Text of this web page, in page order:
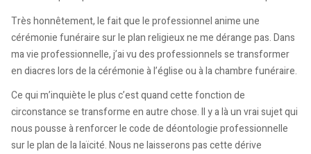
Très honnêtement, le fait que le professionnel anime une
cérémonie funéraire sur le plan religieux ne me dérange pas. Dans
ma vie professionnelle, j’ai vu des professionnels se transformer
en diacres lors de la cérémonie à l’église ou à la chambre funéraire.
Ce qui m’inquiète le plus c’est quand cette fonction de
circonstance se transforme en autre chose. Il y a là un vrai sujet qui
nous pousse à renforcer le code de déontologie professionnelle
sur le plan de la laïcité. Nous ne laisserons pas cette dérive